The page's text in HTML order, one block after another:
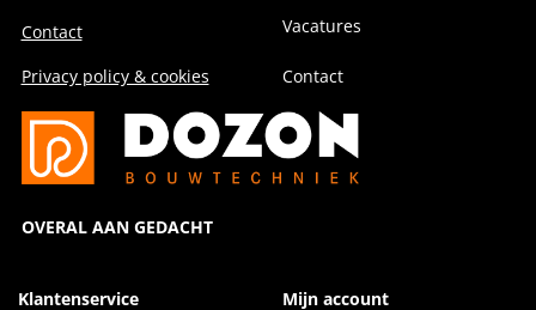
Contact
Privacy policy & cookies
OVERAL AAN GEDACHT
Vacatures
Contact
Klantenservice Mijn account